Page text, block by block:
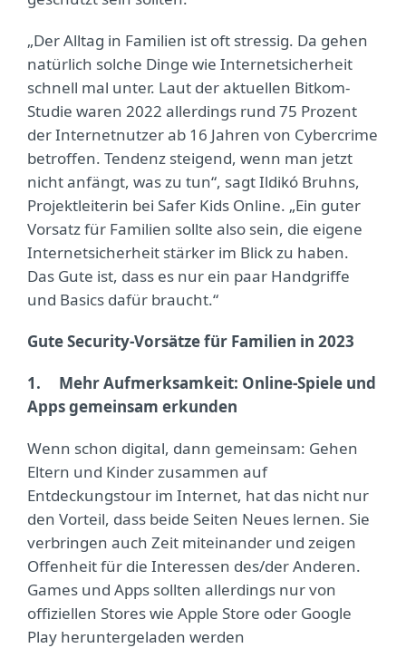
„Der Alltag in Familien ist oft stressig. Da gehen
natürlich solche Dinge wie Internetsicherheit
schnell mal unter. Laut der aktuellen Bitkom-
Studie waren 2022 allerdings rund 75 Prozent
der Internetnutzer ab 16 Jahren von Cybercrime
betroffen. Tendenz steigend, wenn man jetzt
nicht anfängt, was zu tun“, sagt Ildikó Bruhns,
Projektleiterin bei Safer Kids Online. „Ein guter
Vorsatz für Familien sollte also sein, die eigene
Internetsicherheit stärker im Blick zu haben.
Das Gute ist, dass es nur ein paar Handgriffe
und Basics dafür braucht.“
Gute Security-Vorsätze für Familien in 2023
1. Mehr Aufmerksamkeit: Online-Spiele und
Apps gemeinsam erkunden
Wenn schon digital, dann gemeinsam: Gehen
Eltern und Kinder zusammen auf
Entdeckungstour im Internet, hat das nicht nur
den Vorteil, dass beide Seiten Neues lernen. Sie
verbringen auch Zeit miteinander und zeigen
Offenheit für die Interessen des/der Anderen.
Games und Apps sollten allerdings nur von
offiziellen Stores wie Apple Store oder Google
Play heruntergeladen werden